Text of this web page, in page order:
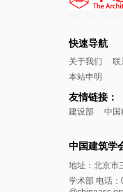
快速导航
关于我们 联
本站申明
友情链接：
建设部 中国
中国建筑学
地址：北京市
学术部 电话